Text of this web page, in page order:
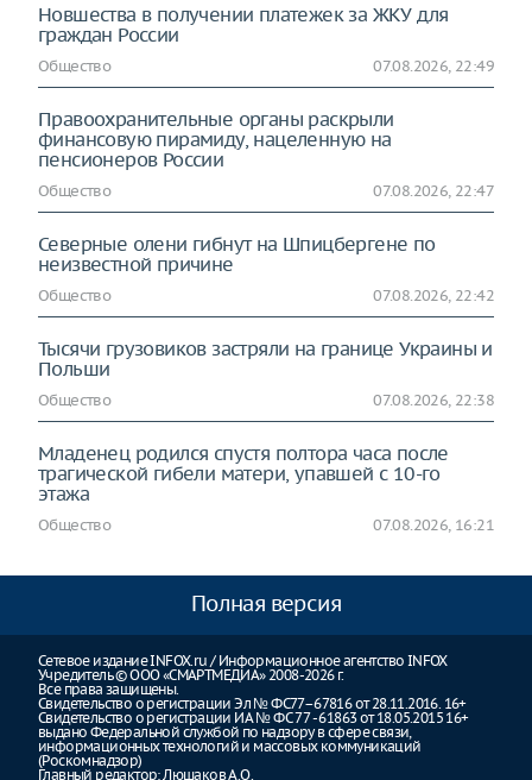
Новшества в получении платежек за ЖКУ для
граждан России
Общество 07.08.2026, 22:49
Правоохранительные органы раскрыли
финансовую пирамиду, нацеленную на
пенсионеров России
Общество 07.08.2026, 22:47
Северные олени гибнут на Шпицбергене по
неизвестной причине
Общество 07.08.2026, 22:42
Тысячи грузовиков застряли на границе Украины и
Польши
Общество 07.08.2026, 22:38
Младенец родился спустя полтора часа после
трагической гибели матери, упавшей с 10-го
этажа
Общество 07.08.2026, 16:21
Полная версия
Сетевое издание INFOX.ru / Информационное агентство INFOX
Учредитель © ООО «СМАРТМЕДИА» 2008-2026 г.
Все права защищены.
Свидетельство о регистрации Эл № ФС77–67816 от 28.11.2016. 16+
Свидетельство о регистрации ИА № ФС 77 - 61863 от 18.05.2015 16+
выдано Федеральной службой по надзору в сфере связи,
информационных технологий и массовых коммуникаций
(Роскомнадзор)
Главный редактор: Люшаков А.О.